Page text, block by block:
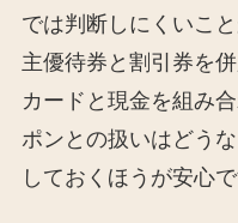
では判断しにくいこ
主優待券と割引券を
カードと現金を組み
ポンとの扱いはどう
しておくほうが安心で